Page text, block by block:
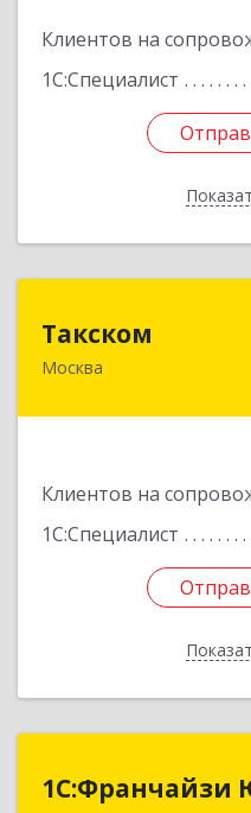
Клиентов на
1С:Специалист
Такском
Москва
Клиентов на
1С:Специалист
119034, Москва
1С:Франчайзи